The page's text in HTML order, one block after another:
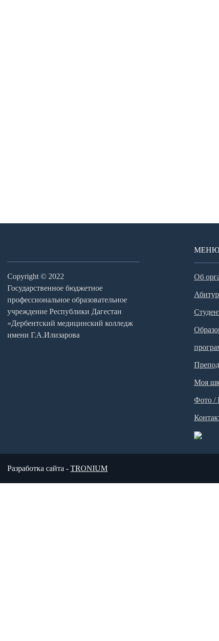
Copyright © 2022
Государственное бюджетное
профессиональное образовательное
учреждение Республики Дагестан
«Дербентский медицинский колледж
имени Г.А.Илизарова
МЕНЮ
Об
Моя
Фото /
Разработка сайта - TRONIUM